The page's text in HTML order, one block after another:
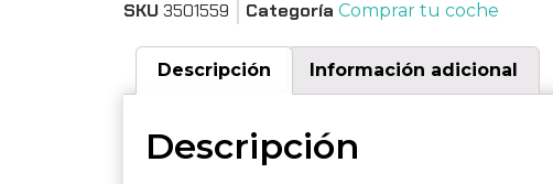
SKU 3501559 Categoría Comprar tu coche
Descripción Información adicional
Descripción